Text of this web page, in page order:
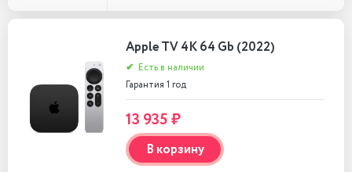
Apple TV 4K 64 Gb (2022)
✔ Есть в наличии
Гарантия 1 год
13 935 ₽
В корзину